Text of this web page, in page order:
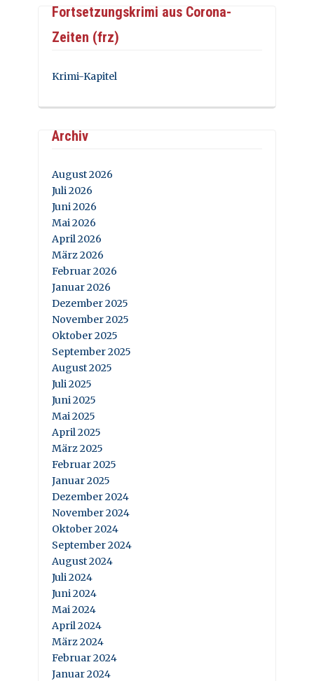
Fortsetzungskrimi aus Corona-
Zeiten (frz)
Krimi-Kapitel
Archiv
August 2026
Juli 2026
Juni 2026
Mai 2026
April 2026
März 2026
Februar 2026
Januar 2026
Dezember 2025
November 2025
Oktober 2025
September 2025
August 2025
Juli 2025
Juni 2025
Mai 2025
April 2025
März 2025
Februar 2025
Januar 2025
Dezember 2024
November 2024
Oktober 2024
September 2024
August 2024
Juli 2024
Juni 2024
Mai 2024
April 2024
März 2024
Februar 2024
Januar 2024